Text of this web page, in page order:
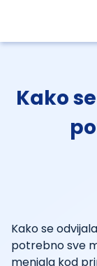
Kako
Kako se
potrebno sve
menjala kod